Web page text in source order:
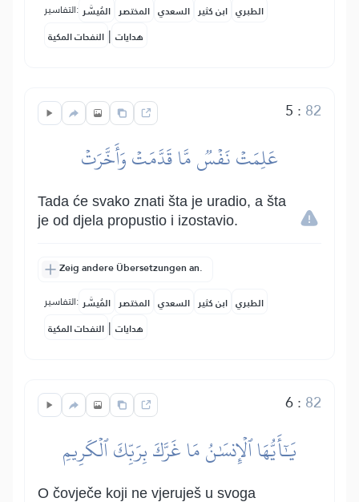
التفاسير: المُيسَّر المختصر السعدي ابن كثير الطبري
النفحات المكية | هدايات
5 : 82
عَلِمَتۡ نَفۡسٞ مَّا قَدَّمَتۡ وَأَخَّرَتۡ
Tada će svako znati šta je uradio, a šta
je od djela propustio i izostavio.
Zeig andere Übersetzungen an.
التفاسير: المُيسَّر المختصر السعدي ابن كثير الطبري
النفحات المكية | هدايات
6: 82
يَٰٓأَيُّهَا ٱلۡإِنسَٰنُ مَا غَرَّكَ بِرَبِّكَ ٱلۡكَرِيمِ
O čovječe koji ne vjeruješ u svoga